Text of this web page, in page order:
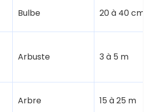
Bulbe 20 à 40 cm
Arbuste 3 à 5 m
Arbre 15 à 25 m